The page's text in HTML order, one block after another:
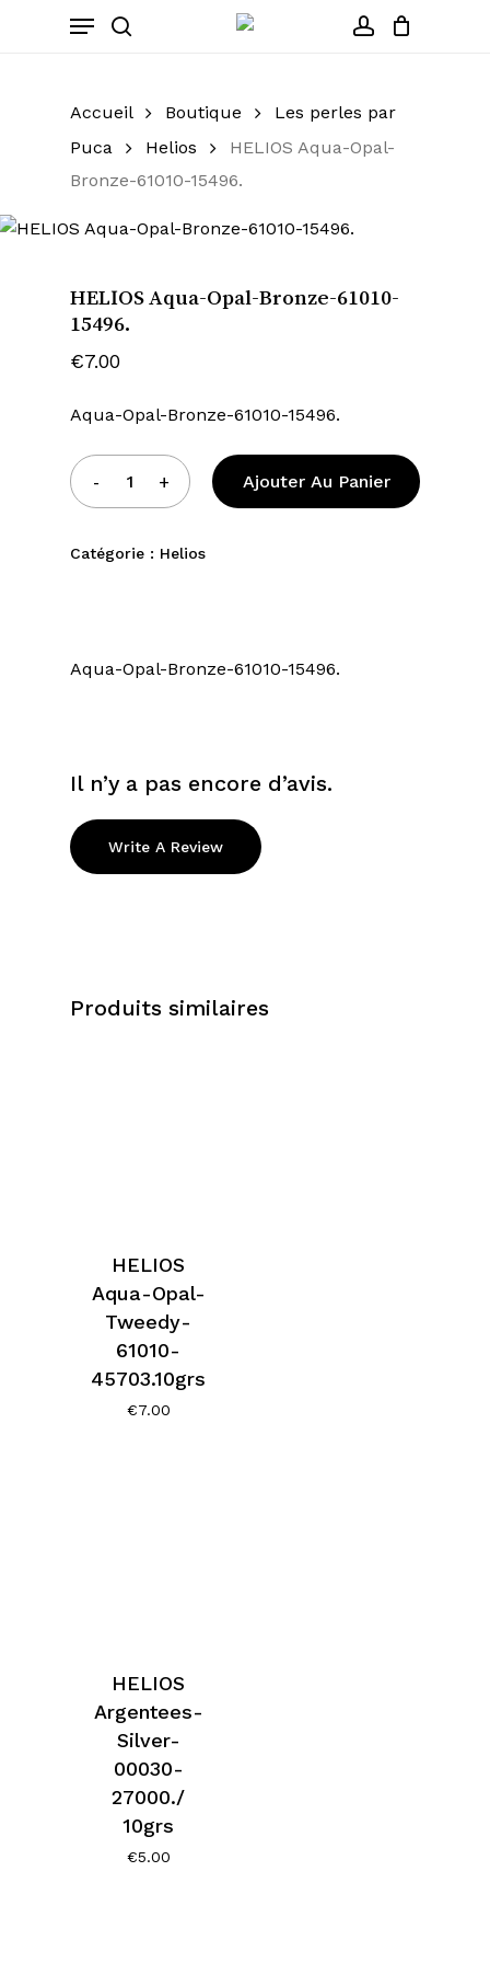
Menu
Cart
Accueil Boutique
Les perles par
Puca
Helios
HELIOS Aqua-Opal-
Bronze-61010-15496.
HELIOS Aqua-Opal-Bronze-61010-
15496.
€7.00
Aqua-Opal-Bronze-61010-15496.
Ajouter Au Panier
Catégorie : Helios
Aqua-Opal-Bronze-61010-15496.
Il n’y a pas encore d’avis.
Write A Review
Produits similaires
HELIOS
Aqua-Opal-
Tweedy-
61010-
45703.10grs
€7.00
HELIOS
Argentees-
Silver-
00030-
27000./
10grs
€5.00